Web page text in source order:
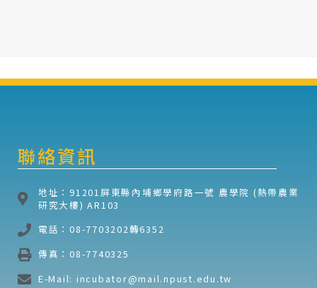
聯絡資訊
地址：91201屏東縣內埔鄉學府路一號 農學院 (熱帶農業
研究大樓) AR103
電話：08-7703202轉6352
傳真：08-7740325
E-Mail: incubator@mail.npust.edu.tw